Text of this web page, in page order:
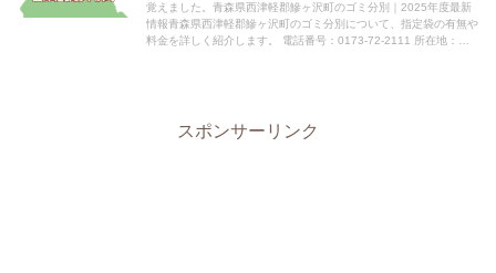
覚えました。青森県西津軽郡鰺ヶ沢町のゴミ分別｜2025年度最新
情報青森県西津軽郡鰺ヶ沢町のゴミ分別について、指定袋の有無や
料金を詳しく紹介します。 電話番号：0173-72-2111 所在地：青
スポンサーリンク